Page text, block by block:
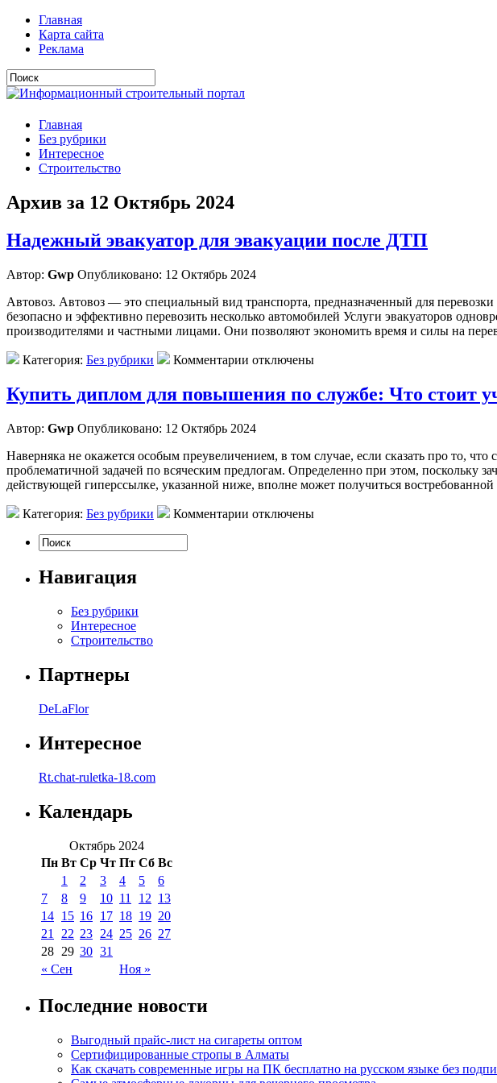
Главная
Карта сайта
Реклама
Главная
Без рубрики
Интересное
Строительство
Архив за 12 Октябрь 2024
Надежный эвакуатор для эвакуации после ДТП
Автор: Gwp Опубликовано: 12 Октябрь 2024
Автовоз. Автовоз — это специальный вид транспорта, предназначенный для
безопасно и эффективно перевозить несколько автомобилей Услуги эвакуаторов
производителями и частными лицами. Они позволяют экономить время и силы на
Категория: Без рубрики Комментарии отключены
Купить диплом для повышения по службе: Что стоит
Автор: Gwp Опубликовано: 12 Октябрь 2024
Наверняка не окажется особым преувеличением, в том случае, если сказать про то,
проблематичной задачей по всяческим предлогам. Определенно при этом, поскольку
действующей гиперссылке, указанной ниже, вполне может получиться
Категория: Без рубрики Комментарии отключены
Навигация
Без рубрики
Интересное
Строительство
Партнеры
DeLaFlor
Интересное
Rt.chat-ruletka-18.com
Календарь
Октябрь 2024
Пн Вт Ср Чт Пт Сб Вс
« Сен Ноя »
1 2 3 4 5
6
7
8 9 10 11 12 13
14 15 16 17 18 19 20
21
22 23 24 25 26 27
28 29 30 31
Последние новости
Выгодный прайс-лист на сигареты оптом
Сертифицированные стропы в Алматы
Как скачать современные игры на ПК бесплатно на русском языке без